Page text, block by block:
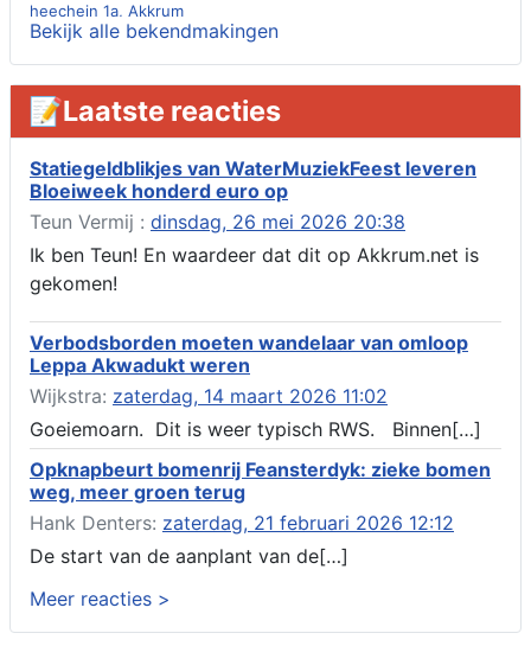
heechein 1a, Akkrum
Verlening omgevingsvergunning, tijdelijk gebruik openbare
ruimte 02-10 t/m 02-11-2026, sitadel voor nr 6 te Akkrum
Aanvraag omgevingsvergunning, tijdelijk gebruik openbare
ruimte 02-10 t/m 02-11-2026, sitadel voor nr 6 te Akkrum
Verlenging beslistermijn aanvraag omgevingsvergunning,
heechein 28, 8491 em Akkrum
Aanvraag omgevingsvergunning, veranderen van een woning
(voordeur en dakkapel), boarnsterdyk 75 Akkrum
aanbrengen van asfalt t.b.v. onderhoud fietspad t.h.v
boarnsterdyk, Akkrum
Verlening ontheffing geluid, boarnsw?l Akkrum
Kennisgeving vergunningaanvraag voor het -bouwwerken,
werken en objecten in of bij een oppervlaktewaterlichaam, niet
zijnde de noordzee, of waterkering in beheer bij het rijk te
Akkrum
Verlening omgevingsvergunning, veranderen van twee
bruggen (renovatie), ljouwerterdyk nabij nummer 6 Akkrum
Verlening ontheffing geluid, heechein Akkrum
Melding milieubelastende activiteit aanleggen gesloten
bodemenergiesysteem, it weidl?n 14, 8491 da Akkrum
Omgevingsvergunning wateractiviteit wf-999662 aanleggen
Bekijk alle bekendmakingen
📝Laatste reacties
Statiegeldblikjes van WaterMuziekFeest leveren
Bloeiweek honderd euro op
Teun Vermij : dinsdag, 26 mei 2026 20:38
Ik ben Teun! En waardeer dat dit op Akkrum.net is
gekomen!
Verbodsborden moeten wandelaar van omloop
Leppa Akwadukt weren
Wijkstra: zaterdag, 14 maart 2026 11:02
Goeiemoarn. Dit is weer typisch RWS. Binnen[…]
Opknapbeurt bomenrij Feansterdyk: zieke bomen
weg, meer groen terug
Hank Denters: zaterdag, 21 februari 2026 12:12
De start van de aanplant van de[…]
Meer reacties >